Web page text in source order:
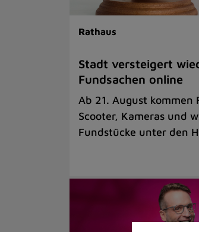
Rathaus
Stadt versteigert
Fundsachen online
Ab 21. August kommen
Scooter, Kameras und
Fundstücke unter den